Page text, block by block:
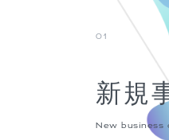
01
新規
New business